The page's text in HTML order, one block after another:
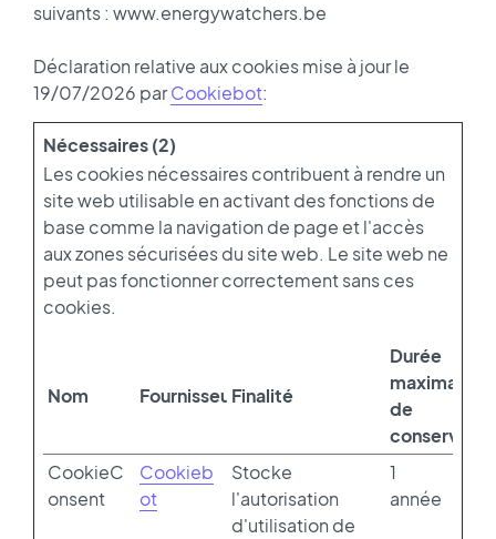
suivants : www.energywatchers.be
Déclaration relative aux cookies mise à jour le
19/07/2026 parCookiebot:
Nécessaires (2)
Les cookies nécessaires contribuent à rendre un
site web utilisable en activant des fonctions de
base comme la navigation de page et l'accès
aux zones sécurisées du site web. Le site web ne
peut pas fonctionner correctement sans ces
cookies.
Nom FournisseurFinalité
Durée
maximale
de
CookieC
onsent
Cookieb
ot
Stocke
l'autorisation
d'utilisation de
1
année